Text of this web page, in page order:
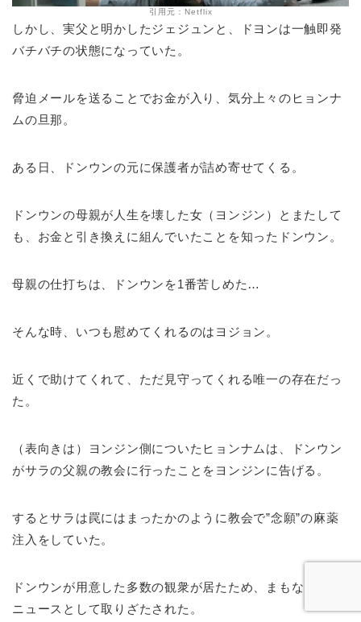
引用元：Netflix
しかし、実父と明かしたジェジュンと、ドヨンは一触即発
バチバチの状態になっていた。
脅迫メールを送ることでお金が入り、気分上々のヒョンナ
ムの旦那。
ある日、ドンウンの元に保護者が詰め寄せてくる。
ドンウンの母親が人生を壊した女（ヨンジン）とまたして
も、お金と引き換えに組んでいたことを知ったドンウン。
母親の仕打ちは、ドンウンを1番苦しめた…
そんな時、いつも慰めてくれるのはヨジョン。
近くで助けてくれて、ただ見守ってくれる唯一の存在だっ
た。
（表向きは）ヨンジン側についたヒョンナムは、ドンウン
がサラの父親の教会に行ったことをヨンジンに告げる。
するとサラは罠にはまったかのように教会で”念願”の麻薬
注入をしていた。
ドンウンが用意した多数の観衆が居たため、まもなくして
ニュースとして取りざたされた。